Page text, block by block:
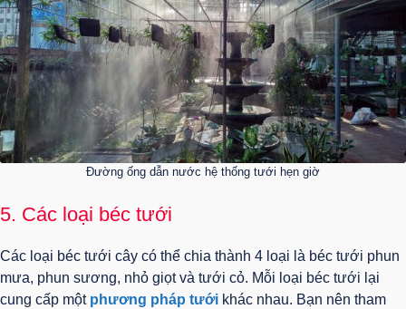
Đường ống dẫn nước hệ thống tưới hẹn giờ
5. Các loại béc tưới
Các loại béc tưới cây có thể chia thành 4 loại là béc tưới phun
mưa, phun sương, nhỏ giọt và tưới cỏ. Mỗi loại béc tưới lại
cung cấp một phương pháp tưới khác nhau. Bạn nên tham